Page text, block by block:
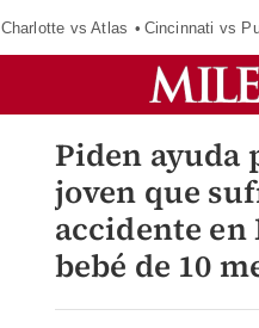
Charlotte vs Atlas Cincinnati vs
Piden ayuda
joven que
accidente en
bebé de 10